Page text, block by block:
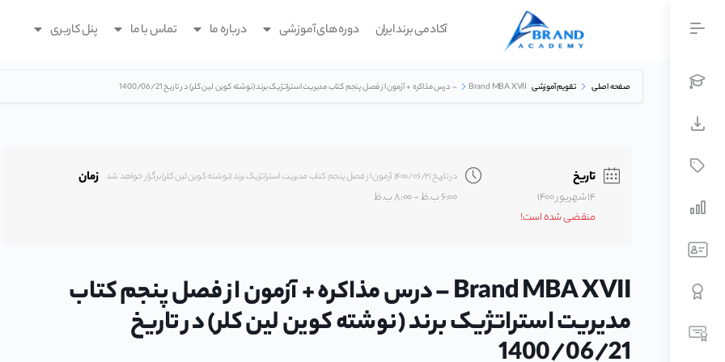
آکادمی برند ایران دوره های آموزشی درباره ما تماس با ما پنل کاربری
صفحه اصلی تقویم آموزشی Brand MBA XVII – درس مذاکره + آزمون از فصل پنجم کتاب مدیریت استراتژیک برند (نوشته کوین لین کلر) در تاریخ 1400/06/21
تاریخ
۱۴ شهريور ۱۴۰۰
منقضی شده است!
زمان در تاریخ ۱۴۰۰/۰۶/۲۱ آزمون از فصل پنجم کتاب مدیریت استراتژیک برند (نوشته کوین لین کلر) برگزار خواهد شد
۶:۰۰ ب.ظ - ۸:۰۰ ب.ظ
Brand MBA XVII – درس مذاکره + آزمون از فصل پنجم کتاب
مدیریت استراتژیک برند (نوشته کوین لین کلر) در تاریخ